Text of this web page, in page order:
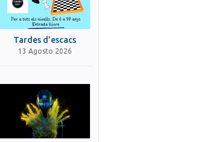
Tardes d’escacs
13 Agosto 2026